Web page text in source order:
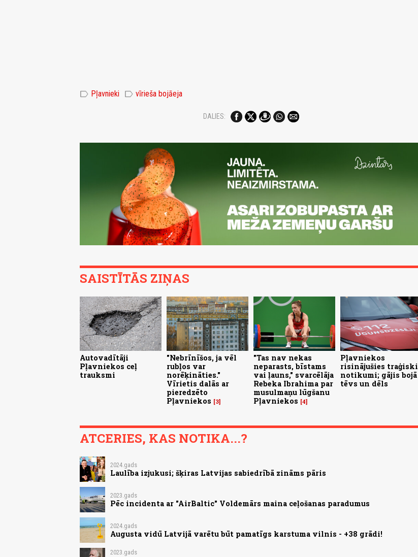
label Pļavnieki label vīrieša bojāeja
DALIES:
SAISTĪTĀS ZIŅAS
Autovadītāji
Pļavniekos ceļ
trauksmi
"Nebrīnīšos, ja vēl
rubļos var
norēķināties."
Vīrietis dalās ar
pieredzēto
Pļavniekos
3
"Tas nav nekas
neparasts, bīstams
vai ļauns," svarcēlāja
Rebeka Ibrahima par
musulmaņu lūgšanu
Pļavniekos 4
Pļavniekos
risinājušies traģiski
notikumi; gājis bojā
tēvs un dēls
ATCERIES, KAS NOTIKA...?
2024.gads
Laulība izjukusi; šķiras Latvijas sabiedrībā zināms pāris
2023.gads
Pēc incidenta ar "AirBaltic" Voldemārs maina ceļošanas paradumus
2024.gads
Augusta vidū Latvijā varētu būt pamatīgs karstuma vilnis - +38 grādi!
2023.gads